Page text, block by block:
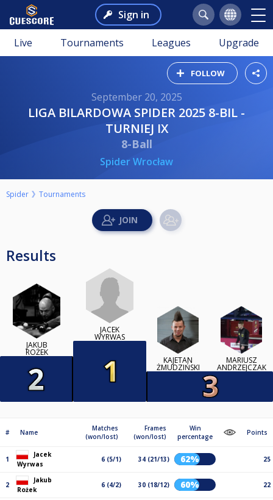
Sign in
Live Tournaments Leagues Upgrade
FOLLOW
September 20, 2025
LIGA BILARDOWA SPIDER 2025 8-BIL -
TURNIEJ IX
8-Ball
Spider Wrocław
Spider Tournaments
Results
JAKUB
ROŻEK
JACEK
WYRWAS
KAJETAN
ŻMUDZIŃSKI
MARIUSZ
ANDRZEJCZAK
# Name
Matches
(won/lost)
Frames
(won/lost)
Win
percentage
Points
1
Jacek
Wyrwas
6 (5/1) 34 (21/13) 62% 25
2
Jakub
Rożek
6 (4/2) 30 (18/12) 60% 22